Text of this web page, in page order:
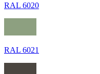
RAL 6020
RAL 6021